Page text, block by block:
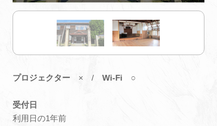
初めての加賀温泉郷
加賀に泊まって！北陸巡り♪
ご当地グルメ
加賀 旅先納税
プロジェクター× / Wi-Fi ○
受付日
利用日の1年前